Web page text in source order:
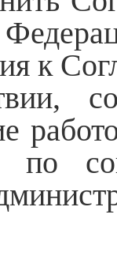
к
по